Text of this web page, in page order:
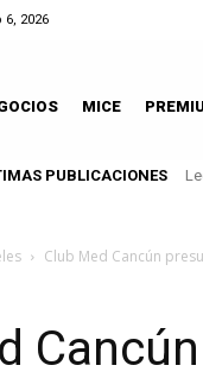
2026
MICE
PUBLICACIONES
Club Med Cancún